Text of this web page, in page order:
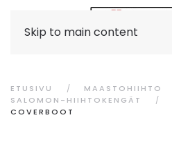
Skip to main content
ETUSIVU MAASTOHIIHTO
SALOMON-HIIHTOKENGÄT
COVERBOOT